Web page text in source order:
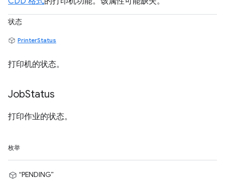
状态
PrinterStatus
打印机的状态。
JobStatus
打印作业的状态。
枚举
“PENDING”